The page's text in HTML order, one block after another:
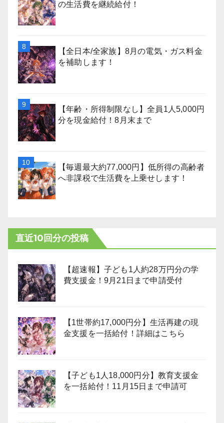
の生活費を継続給付！
【全日本/全家族】8月の電気・ガス料金
を補助します！
【年齢・所得制限なし】全員1人5,000円
分を現金給付！8月末まで
【毎週最大約77,000円】低所得の高齢者
へ非課税で生活費を上乗せします！
直近10回分の投稿
【超速報】子ども1人約28万円分の学
費支援金！9月21日まで申請受付
【1世帯約17,000円分】生活再建の現
金支援を一括給付！詳細はこちら
【子ども1人18,000円分】教育支援金
を一括給付！11月15日まで申請可